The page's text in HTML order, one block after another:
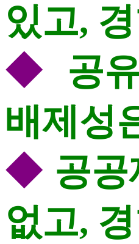
있고,
◆
공
배제성
◆ 공
없고,